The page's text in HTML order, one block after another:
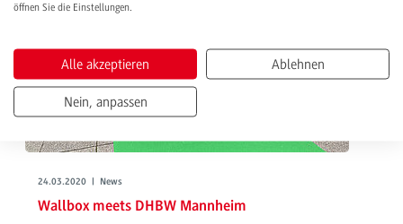
24.03.2020 | News
Wallbox meets DHBW Mannheim
öffnen Sie die Einstellungen.
Alle akzeptieren Ablehnen
Nein, anpassen